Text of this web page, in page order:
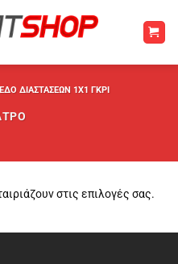
ΔΙΑΣΤΆΣΕΩΝ 1X1 ΓΚΡΙ
στις επιλογές σας.